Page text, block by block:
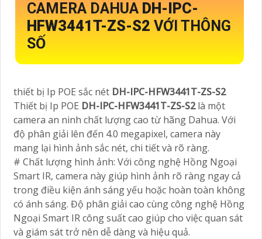
CAMERA DAHUA DH-IPC-
HFW3441T-ZS-S2 VỚI THÔNG
SỐ
thiết bị Ip POE sắc nét DH-IPC-HFW3441T-ZS-S2
Thiết bị Ip POE DH-IPC-HFW3441T-ZS-S2là một
camera an ninh chất lượng cao từ hãng Dahua. Với
độ phân giải lên đến 4.0 megapixel, camera này
mang lại hình ảnh sắc nét, chi tiết và rõ ràng.
# Chất lượng hình ảnh: Với công nghệ Hồng Ngoại
Smart IR, camera này giúp hình ảnh rõ ràng ngay cả
trong điều kiện ánh sáng yếu hoặc hoàn toàn không
có ánh sáng. Độ phân giải cao cùng công nghệ Hồng
Ngoại Smart IR công suất cao giúp cho việc quan sát
và giám sát trở nên dễ dàng và hiệu quả.